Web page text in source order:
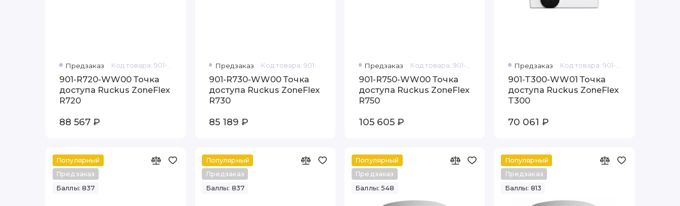
Предзаказ Код товара: 901-R720-WW00
901-R720-WW00 Точка
доступа Ruckus ZoneFlex
R720
88 567 ₽
Предзаказ Код товара: 901-R730-WW00
901-R730-WW00 Точка
доступа Ruckus ZoneFlex
R730
85 189 ₽
Предзаказ Код товара: 901-R750-WW00
901-R750-WW00 Точка
доступа Ruckus ZoneFlex
R750
105 605 ₽
Предзаказ Код товара: 901-T300-WW01
901-T300-WW01 Точка
доступа Ruckus ZoneFlex
T300
70 061 ₽
Популярный
Предзаказ
Баллы: 837
Популярный
Предзаказ
Баллы: 837
Популярный
Предзаказ
Баллы: 548
Популярный
Предзаказ
Баллы: 813